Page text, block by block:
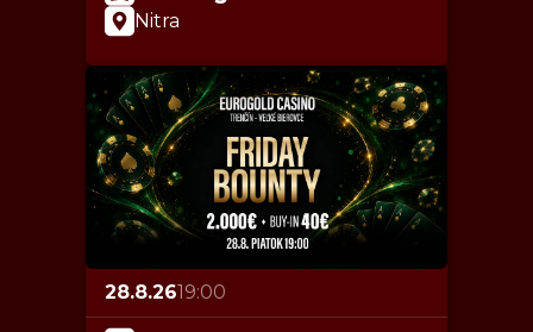
Nitra
28.8.2619:00